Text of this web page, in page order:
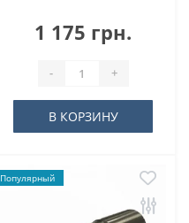
1 175 грн.
- +
В КОРЗИНУ
Популярный